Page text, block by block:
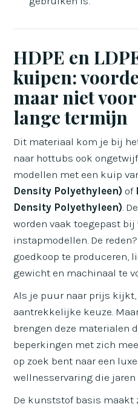
HDPE en
kuipen:
maar niet
lange termijn
Dit materiaal kom je bij
naar hottubs ook
modellen met een kuip
Density Polyethyleen) of
Density Polyethyleen).
worden vaak toegepast bij
instapmodellen. De
goedkoop te produceren,
gewicht en machinaal te
Als je puur naar prijs
aantrekkelijke keuze.
brengen deze materialen
beperkingen met zich
op zoek bent naar een luxe
wellnesservaring die jaren
De kunststof basis maakt